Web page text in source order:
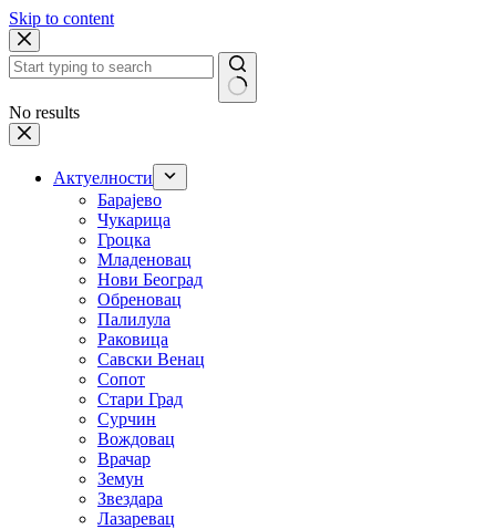
Skip to content
No results
Актуелности
Барајево
Чукарица
Гроцка
Младеновац
Нови Београд
Обреновац
Палилула
Раковица
Савски Венац
Сопот
Стари Град
Сурчин
Вождовац
Врачар
Земун
Звездара
Лазаревац